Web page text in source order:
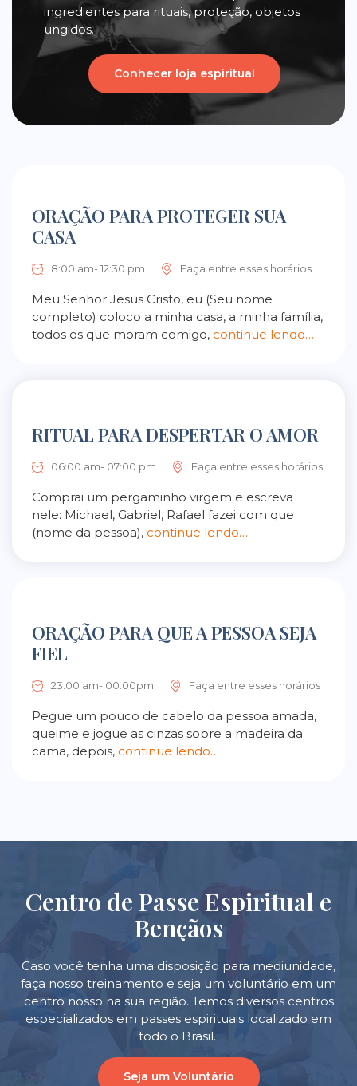
ingredientes para rituais, proteção, objetos
ungidos.
Conhecer loja espiritual
ORAÇÃO PARA PROTEGER SUA
CASA
8:00 am- 12:30 pm Faça entre esses horários
Meu Senhor Jesus Cristo, eu (Seu nome
completo) coloco a minha casa, a minha família,
todos os que moram comigo, continue lendo…
RITUAL PARA DESPERTAR O AMOR
06:00 am- 07:00 pm Faça entre esses horários
Comprai um pergaminho virgem e escreva
nele: Michael, Gabriel, Rafael fazei com que
(nome da pessoa), continue lendo…
ORAÇÃO PARA QUE A PESSOA SEJA
FIEL
23:00 am- 00:00pm Faça entre esses horários
Pegue um pouco de cabelo da pessoa amada,
queime e jogue as cinzas sobre a madeira da
cama, depois, continue lendo…
Centro de Passe Espiritual e
Bençãos
Caso você tenha uma disposição para mediunidade,
faça nosso treinamento e seja um voluntário em um
centro nosso na sua região. Temos diversos centros
especializados em passes espirituais localizado em
todo o Brasil.
Seja um Voluntário